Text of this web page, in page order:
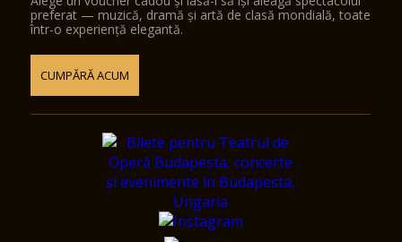
preferat — muzică, dramă și artă de clasă mondială, toate
într-o experiență elegantă.
CUMPĂRĂ ACUM